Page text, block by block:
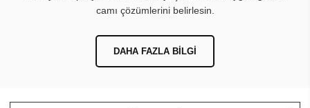
camı çözümlerini belirlesin.
DAHA FAZLA BILGI